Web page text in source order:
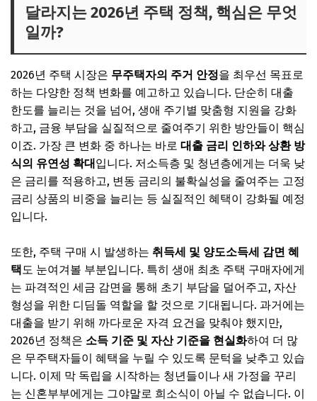
🎧 당신의 시간, 어떤 음악이 필요한가요?
✨ 당신을 위한 큐레이션
생애 최초 내 집 마련을 위한 특별 혜택
🎧 당신의 시간, 어떤 음악이 필요한가요?
✨ 당신을 위한 큐레이션
신혼부부 및 청년 주거 지원, 이것만은 꼭!
🎧 당신의 시간, 어떤 음악이 필요한가요?
✨ 당신을 위한 큐레이션
지역별 맞춤 지원과 놓치지 말아야 할 정보
✨ 당신을 위한 큐레이션
자주 묻는 질문
Q. 2026년 정책은 언제부터 적용되나요?
Q. 소득 기준은 어떻게 되나요?
Q. 주택 가격 제한은 없나요?
✨ 당신을 위한 큐레이션
달라지는 2026년 주택 정책, 핵심은 무엇
일까?
2026년 주택 시장은 무주택자의 주거 안정을 최우선 목표로
하는 다양한 정책 변화를 예고하고 있습니다. 단순히 대출
한도를 늘리는 것을 넘어, 생애 주기별 맞춤형 지원을 강화
하고, 금융 부담을 실질적으로 줄여주기 위한 방안들이 핵심
이죠. 가장 큰 변화 중 하나는 바로 대출 금리 인하와 상환 방
식의 유연성 확대입니다. 저소득층 및 청년층에게는 더욱 낮
은 금리를 적용하고, 변동 금리의 불확실성을 줄여주는 고정
금리 상품의 비중을 늘리는 등 실질적인 혜택이 강화될 예정
입니다.
또한, 주택 구매 시 발생하는 취득세 및 양도소득세 감면 혜
택도 눈여겨볼 부분입니다. 특히 생애 최초 주택 구매자에게
는 파격적인 세금 감면을 통해 초기 부담을 덜어주고, 자산
형성을 위한 디딤돌 역할을 할 것으로 기대됩니다. 과거에는
대출을 받기 위해 까다로운 자격 요건을 맞춰야 했지만,
2026년 정책은 소득 기준 및 자산 기준을 현실화하여 더 많
은 무주택자들이 혜택을 누릴 수 있도록 문턱을 낮추고 있습
니다. 이제 막 독립을 시작하는 청년들이나 새 가정을 꾸리
는 신혼부부에게는 그야말로 희소식이 아닐 수 없습니다. 이